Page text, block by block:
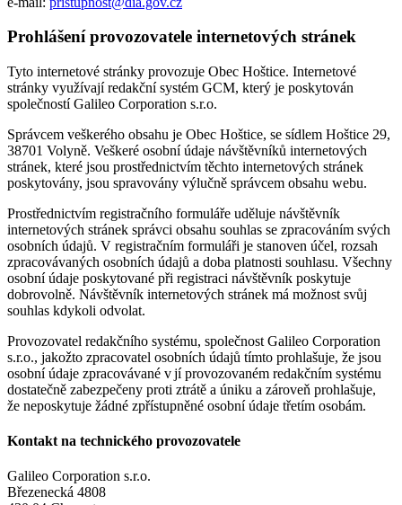
Prohlášení provozovatele internetových stránek
Tyto internetové stránky provozuje Obec Hoštice. Internetové
stránky využívají redakční systém GCM, který je poskytován
společností Galileo Corporation s.r.o.
Správcem veškerého obsahu je Obec Hoštice, se sídlem Hoštice 29,
38701 Volyně. Veškeré osobní údaje návštěvníků internetových
stránek, které jsou prostřednictvím těchto internetových stránek
poskytovány, jsou spravovány výlučně správcem obsahu webu.
Prostřednictvím registračního formuláře uděluje návštěvník
internetových stránek správci obsahu souhlas se zpracováním svých
osobních údajů. V registračním formuláři je stanoven účel, rozsah
zpracovávaných osobních údajů a doba platnosti souhlasu. Všechny
osobní údaje poskytované při registraci návštěvník poskytuje
dobrovolně. Návštěvník internetových stránek má možnost svůj
souhlas kdykoli odvolat.
Provozovatel redakčního systému, společnost Galileo Corporation
s.r.o., jakožto zpracovatel osobních údajů tímto prohlašuje, že jsou
osobní údaje zpracovávané v jí provozovaném redakčním systému
dostatečně zabezpečeny proti ztrátě a úniku a zároveň prohlašuje,
že neposkytuje žádné zpřístupněné osobní údaje třetím osobám.
Kontakt na technického provozovatele
Galileo Corporation s.r.o.
Březenecká 4808